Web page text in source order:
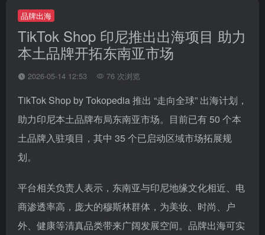
品牌出海
TikTok Shop 印尼推出出海项目 助力
本土品牌开拓东南亚市场
2026-05-14 12:53 76 次浏览
TikTok Shop by Tokopedia 推出 “走向全球” 出海计划，
助力印尼本土品牌布局东南亚市场。目前已有 50 个本
土品牌入驻项目，其中 35 个已启动区域市场拓展规
划。
平台相关负责人表示，东南亚与印尼地缘文化相近、电
商渗透率高，庞大的穆斯林群体，为美妆、时尚、户
外、健康等清真品类带来广阔发展空间。品牌出海可实